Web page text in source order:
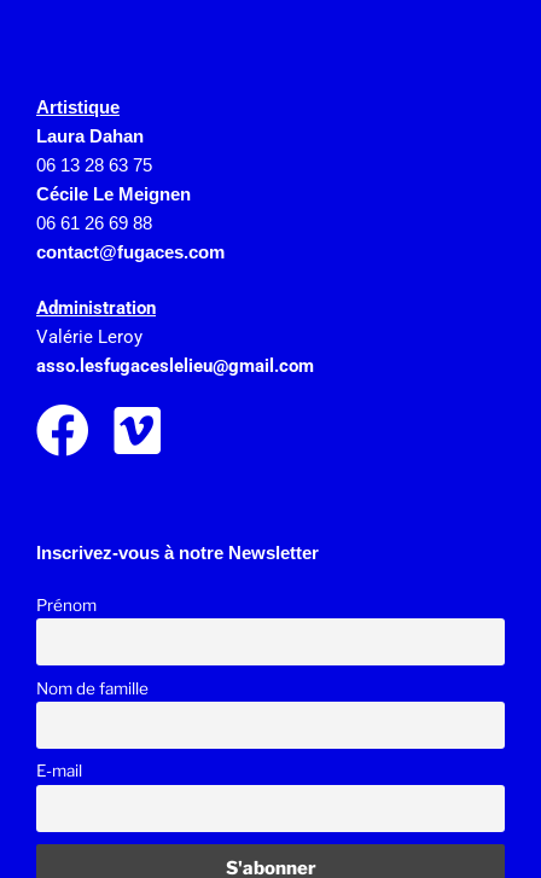
Artistique
Laura Dahan
06 13 28 63 75
Cécile Le Meignen
06 61 26 69 88
contact@fugaces.com
Administration
Valérie Leroy
asso.lesfugaceslelieu@gmail.com
Inscrivez-vous à notre Newsletter
Prénom
Nom de famille
E-mail